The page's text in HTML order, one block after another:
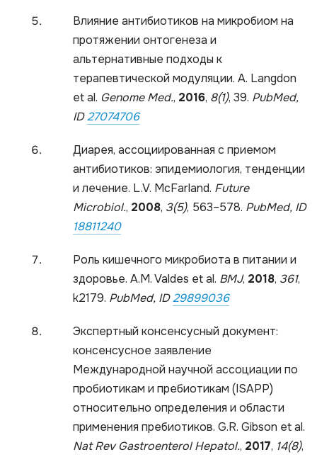
Влияние антибиотиков на микробиом на
протяжении онтогенеза и
альтернативные подходы к
терапевтической модуляции. A. Langdon
et al. Genome Med., 2016, 8(1), 39. PubMed,
ID27074706
Диарея, ассоциированная с приемом
антибиотиков: эпидемиология, тенденции
и лечение. L.V. McFarland. Future
Microbiol., 2008, 3(5), 563–578. PubMed, ID
18811240
Роль кишечного микробиота в питании и
здоровье. A.M. Valdes et al. BMJ, 2018, 361,
k2179. PubMed, ID29899036
Экспертный консенсусный документ:
консенсусное заявление
Международной научной ассоциации по
пробиотикам и пребиотикам (ISAPP)
относительно определения и области
применения пребиотиков. G.R. Gibson et al.
NatRev Gastroenterol Hepatol., 2017, 14(8),